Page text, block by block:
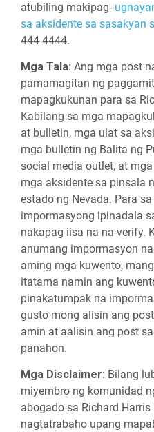
atubiling makipag-
sa aksidente sa sasakyan
444-4444.
Mga Tala: Ang mga post
pamamagitan ng
mapagkukunan para sa
Kabilang sa mga
at bulletin, mga ulat sa
mga bulletin ng Balita ng
social media outlet, at
mga aksidente sa pinsala
estado ng Nevada. Para
impormasyong ipinadala
nakapag-iisa na na-verify.
anumang impormasyon
aming mga kuwento,
itatama namin ang
pinakatumpak na
gusto mong alisin ang
amin at aalisin ang post
panahon.
Mga Disclaimer: Bilang
miyembro ng komunidad
abogado sa Richard
nagtatrabaho upang